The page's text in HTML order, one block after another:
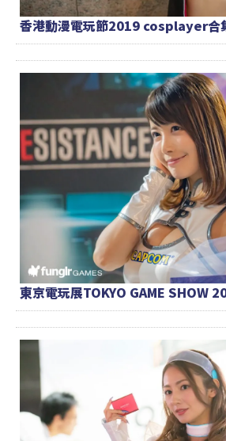
香港動漫電玩節2019 cosplayer合
東京電玩展TOKYO GAME SHOW